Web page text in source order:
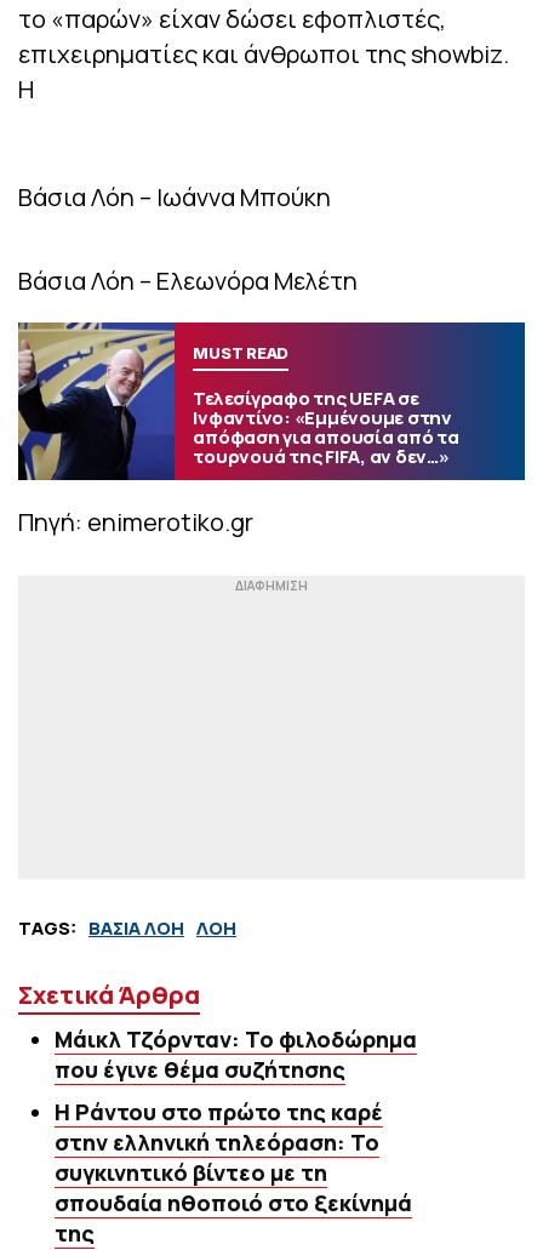
το «παρών» είχαν δώσει εφοπλιστές,
επιχειρηματίες και άνθρωποι της showbiz.
Η
Βάσια Λόη – Ιωάννα Μπούκη
Βάσια Λόη – Ελεωνόρα Μελέτη
MUST READ
Τελεσίγραφο της UEFA σε
Ινφαντίνο: «Εμμένουμε στην
απόφαση για απουσία από τα
τουρνουά της FIFA, αν δεν…»
Πηγή: enimerotiko.gr
TAGS: ΒΑΣΙΑ ΛΟΗ ΛΟΗ
Σχετικά Άρθρα
Μάικλ Τζόρνταν: Το φιλοδώρημα
που έγινε θέμα συζήτησης
Η Ράντου στο πρώτο της καρέ
στην ελληνική τηλεόραση: Το
συγκινητικό βίντεο με τη
σπουδαία ηθοποιό στο ξεκίνημά
της